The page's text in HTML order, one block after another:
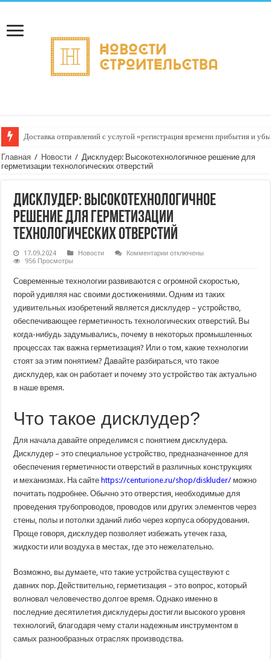
Курьерские услуги для магазинов товаров для рыбалки и охоты:
Главная / Новости / Дисклудер: Высокотехнологичное решение для
герметизации технологических отверстий
Дисклудер: Высокотехнологичное
решение для герметизации
технологических отверстий
17.09.2024 Новости Комментариик
Высокотехнологичное
решение
для
герметизации
технологических
отключены
956 Просмотры
Современные технологии развиваются с огромной скоростью,
порой удивляя нас своими достижениями. Одним из таких
удивительных изобретений является дисклудер – устройство,
обеспечивающее герметичность технологических отверстий. Вы
когда-нибудь задумывались, почему в некоторых промышленных
процессах так важна герметизация? Или о том, какие технологии
стоят за этим понятием? Давайте разбираться, что такое
дисклудер, как он работает и почему это устройство так актуально
в наше время.
Что такое дисклудер?
Для начала давайте определимся с понятием дисклудера.
Дисклудер – это специальное устройство, предназначенное для
обеспечения герметичности отверстий в различных конструкциях
и механизмах. На сайте https://centurione.ru/shop/diskluder/ можно
почитать подробнее. Обычно это отверстия, необходимые для
проведения трубопроводов, проводов или других элементов через
стены, полы и потолки зданий либо через корпуса оборудования.
Проще говоря, дисклудер позволяет избежать утечек газа,
жидкости или воздуха в местах, где это нежелательно.
Возможно, вы думаете, что такие устройства существуют с
давних пор. Действительно, герметизация – это вопрос, который
волновал человечество долгое время. Однако именно в
последние десятилетия дисклудеры достигли высокого уровня
технологий, благодаря чему стали надежным инструментом в
самых разнообразных отраслях производства.